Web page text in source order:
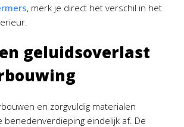
, merk je direct het verschil in het
geluidsoverlast
en zorgvuldig materialen
benedenverdieping eindelijk af. De